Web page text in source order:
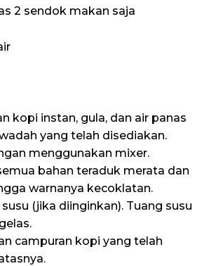
2 sendok makan saja
kopi instan, gula, dan air panas
yang telah disediakan.
menggunakan mixer.
bahan teraduk merata dan
warnanya kecoklatan.
(jika diinginkan). Tuang susu
campuran kopi yang telah